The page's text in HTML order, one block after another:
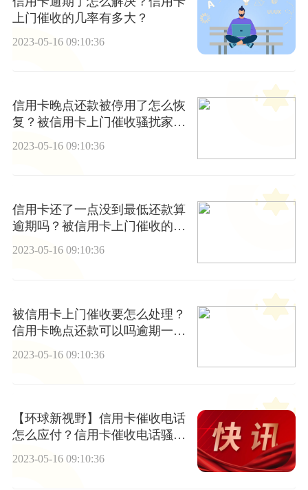
上门催收的几率有多大？
2023-05-16 09:10:36
信用卡晚点还款被停用了怎么恢
复？被信用卡上门催收骚扰家人
2023-05-16 09:10:36
信用卡还了一点没到最低还款算
逾期吗？被信用卡上门催收的几
率大吗？_微头条
2023-05-16 09:10:36
被信用卡上门催收要怎么处理？
信用卡晚点还款可以吗逾期一天
2023-05-16 09:10:36
【环球新视野】信用卡催收电话
怎么应付？信用卡催收电话骚扰
家人符合法律要求吗？
2023-05-16 09:10:36